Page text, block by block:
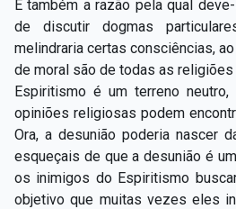
É também a razão pela qual
de discutir dogmas
melindraria certas consciências,
de moral são de todas as
Espiritismo é um terreno
opiniões religiosas podem
Ora, a desunião poderia nascer
esqueçais de que a desunião é
os inimigos do Espiritismo
objetivo que muitas vezes eles